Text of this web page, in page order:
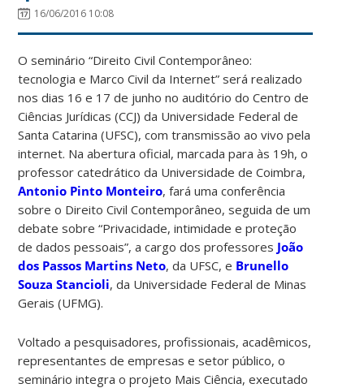
16/06/2016 10:08
O seminário “Direito Civil Contemporâneo:
tecnologia e Marco Civil da Internet” será realizado
nos dias 16 e 17 de junho no auditório do Centro de
Ciências Jurídicas (CCJ) da Universidade Federal de
Santa Catarina (UFSC), com transmissão ao vivo pela
internet. Na abertura oficial, marcada para às 19h, o
professor catedrático da Universidade de Coimbra,
Antonio Pinto Monteiro, fará uma conferência
sobre o Direito Civil Contemporâneo, seguida de um
debate sobre “Privacidade, intimidade e proteção
de dados pessoais”, a cargo dos professores João
dos Passos Martins Neto, da UFSC, e Brunello
Souza Stancioli, da Universidade Federal de Minas
Gerais (UFMG).
Voltado a pesquisadores, profissionais, acadêmicos,
representantes de empresas e setor público, o
seminário integra o projeto Mais Ciência, executado